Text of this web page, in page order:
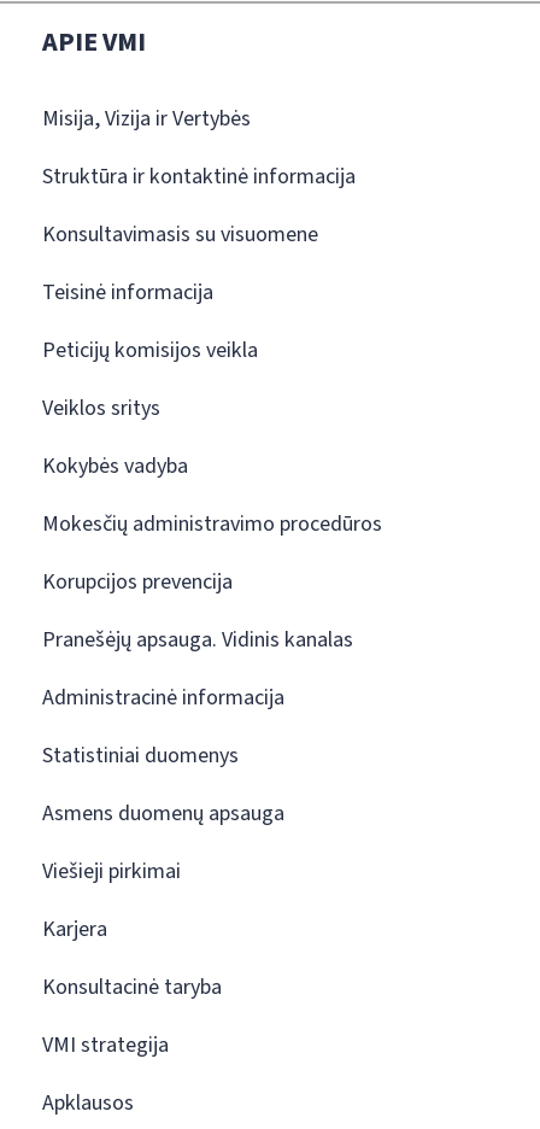
APIE VMI
Misija, Vizija ir Vertybės
Struktūra ir kontaktinė informacija
Konsultavimasis su visuomene
Teisinė informacija
Peticijų komisijos veikla
Veiklos sritys
Kokybės vadyba
Mokesčių administravimo procedūros
Korupcijos prevencija
Pranešėjų apsauga. Vidinis kanalas
Administracinė informacija
Statistiniai duomenys
Asmens duomenų apsauga
Viešieji pirkimai
Karjera
Konsultacinė taryba
VMI strategija
Apklausos